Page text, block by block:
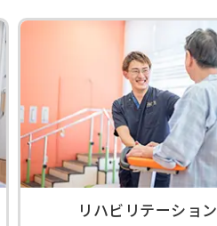
リハビリテーション